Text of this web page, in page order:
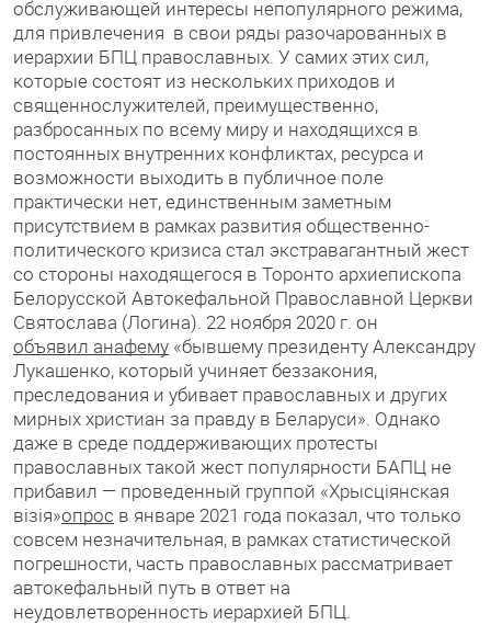
обслуживающей интересы непопулярного режима,
для привлечения в свои ряды разочарованных в
иерархии БПЦ православных. У самих этих сил,
которые состоят из нескольких приходов и
священнослужителей, преимущественно,
разбросанных по всему миру и находящихся в
постоянных внутренних конфликтах, ресурса и
возможности выходить в публичное поле
практически нет, единственным заметным
присутствием в рамках развития общественно-
политического кризиса стал экстравагантный жест
со стороны находящегося в Торонто архиепископа
Белорусской Автокефальной Православной Церкви
Святослава (Логина). 22 ноября 2020 г. он
объявил анафему «бывшему президенту Александру
Лукашенко, который учиняет беззакония,
преследования и убивает православных и других
мирных христиан за правду в Беларуси». Однако
даже в среде поддерживающих протесты
православных такой жест популярности БАПЦ не
прибавил — проведенный группой «Хрысціянская
візія»опрос в январе 2021 года показал, что только
совсем незначительная, в рамках статистической
погрешности, часть православных рассматривает
автокефальный путь в ответ на
неудовлетворенность иерархией БПЦ.